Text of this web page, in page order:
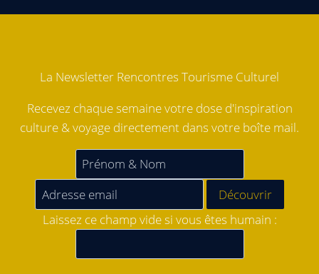
La Newsletter Rencontres Tourisme Culturel
Recevez chaque semaine votre dose d'inspiration
culture & voyage directement dans votre boîte mail.
Laissez ce champ vide si vous êtes humain :